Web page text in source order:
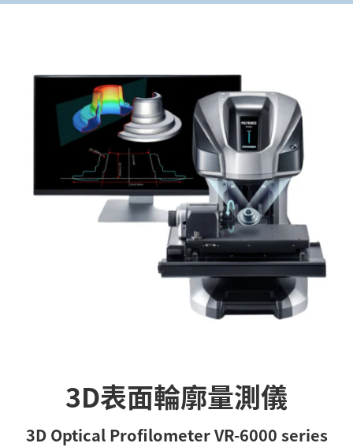
3D表面輪廓量測儀
3D Optical Profilometer VR-6000 series